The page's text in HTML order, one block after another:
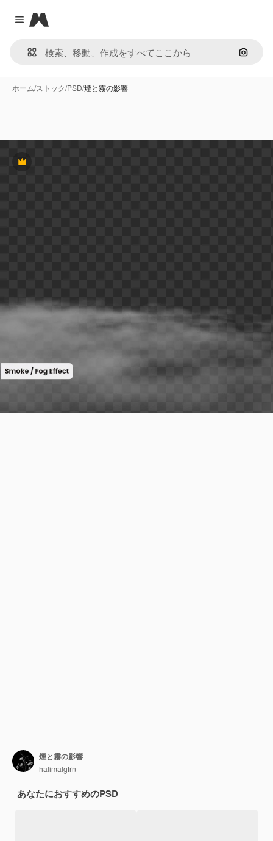
Close menu
Magnific
画像で
ホーム/ストック/PSD/煙と霧の影響
Premium
煙と霧の影響
halimalgfrn
あなたにおすすめのPSD